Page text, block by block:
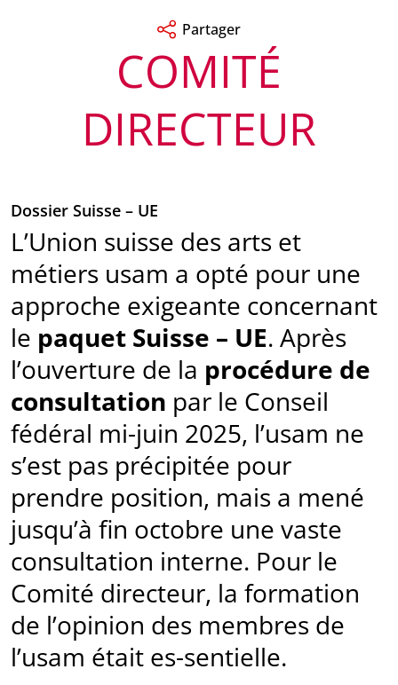
Partager
COMITÉ
DIRECTEUR
Dossier Suisse – UE
L’Union suisse des arts et
métiers usam a opté pour une
approche exigeante concernant
le paquet Suisse – UE. Après
l’ouverture de la procédure de
consultation par le Conseil
fédéral mi-juin 2025, l’usam ne
s’est pas précipitée pour
prendre position, mais a mené
jusqu’à fin octobre une vaste
consultation interne. Pour le
Comité directeur, la formation
de l’opinion des membres de
l’usam était es-sentielle.